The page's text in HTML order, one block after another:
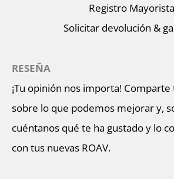
Registro Mayorista
Solicitar devolución &
RESEÑA
¡Tu opinión nos importa!
sobre lo que podemos mejorar y,
cuéntanos qué te ha gustado y lo
con tus nuevas ROAV.